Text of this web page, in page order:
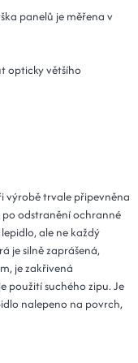
14 dní
14 dní
14 dní
536 Kč
14 dní
589 Kč
14 dní
panelů je měřena v
opticky většího
výrobě trvale připevněna
odstranění ochranné
ale ne každý
je silně zaprášená,
je zakřivená
použití suchého zipu. Je
nalepeno na povrch,